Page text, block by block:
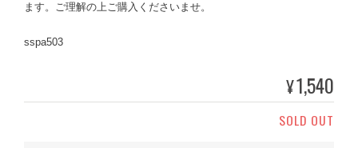
ます。ご理解の上ご購入くださいませ。
sspa503
¥1,540
SOLD OUT